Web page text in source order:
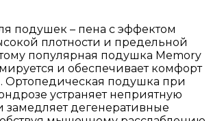
подушек – пена с эффектом
плотности и предельной
популярная подушка Memory
и обеспечивает комфорт
Ортопедическая подушка при
устраняет неприятную
замедляет дегенеративные